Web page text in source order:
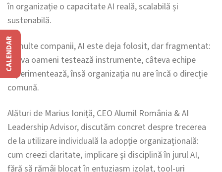
în organizație o capacitate AI reală, scalabilă și
sustenabilă.
În multe companii, AI este deja folosit, dar fragmentat:
câțiva oameni testează instrumente, câteva echipe
experimentează, însă organizația nu are încă o direcție
comună.
Alături de Marius Ioniță, CEO Alumil România & AI
Leadership Advisor, discutăm concret despre trecerea
de la utilizare individuală la adopție organizațională:
cum creezi claritate, implicare și disciplină în jurul AI,
fără să rămâi blocat în entuziasm izolat, tool-uri
CALENDAR